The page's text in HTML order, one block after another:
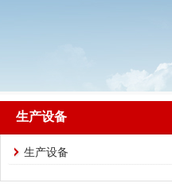
生产设备
生产设备